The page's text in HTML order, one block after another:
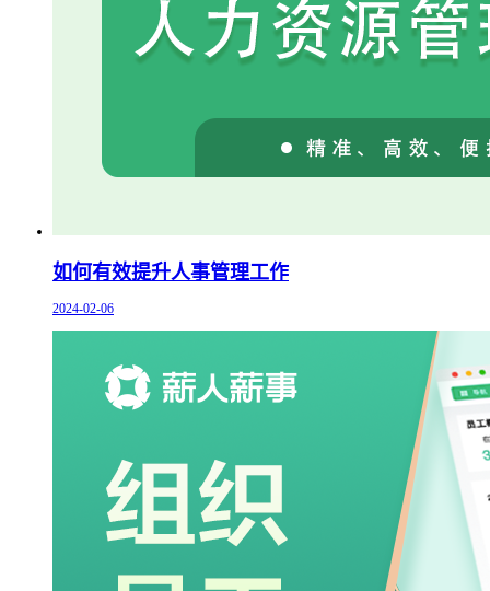
如何有效提升人事管理工作
2024-02-06